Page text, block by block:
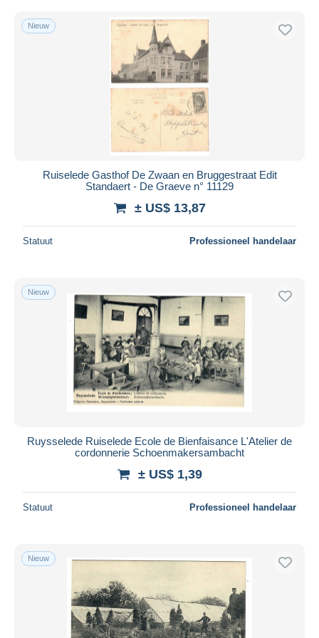
Nieuw
Ruiselede Gasthof De Zwaan en Bruggestraat Edit
Standaert - De Graeve n° 11129
± US$ 13,87
Statuut Professioneel handelaar
Nieuw
Ruysselede Ruiselede Ecole de Bienfaisance L'Atelier de
cordonnerie Schoenmakersambacht
± US$ 1,39
Statuut Professioneel handelaar
Nieuw